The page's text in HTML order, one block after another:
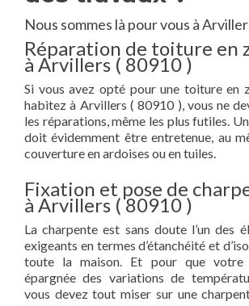
Nous sommes là pour vous à
Réparation de toiture en
à Arvillers ( 80910 )
Si vous avez opté pour une toiture en
habitez à Arvillers ( 80910 ), vous ne
les réparations, même les plus futiles.
doit évidemment être entretenue, au
couverture en ardoises ou en tuiles.
Fixation et pose de
à Arvillers ( 80910 )
La charpente est sans doute l’un des
exigeants en termes d’étanchéité et
toute la maison. Et pour que votre
épargnée des variations de
vous devez tout miser sur une